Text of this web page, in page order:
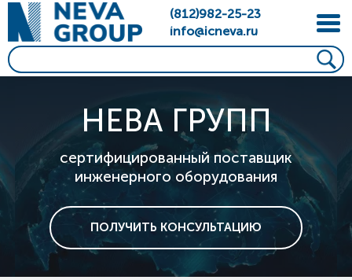
(812)982-25-23
info@icneva.ru
НЕВА ГРУПП
сертифицированный поставщик
инженерного оборудования
ПОЛУЧИТЬ КОНСУЛЬТАЦИЮ